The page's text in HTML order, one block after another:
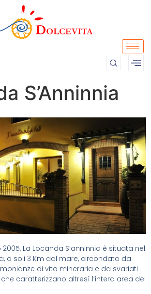
S’Anninnia
La Locanda S’anninnia è situata nel
a soli 3 Km dal mare, circondato da
di vita mineraria e da svariati
caratterizzano altresì l’intera area del